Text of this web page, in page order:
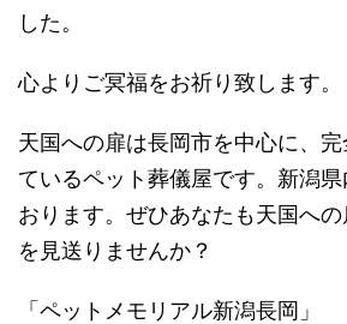
した。
心よりご冥福をお祈り致します。
天国への扉は長岡市を中心に、
ているペット葬儀屋です。新潟
おります。ぜひあなたも天国へ
を見送りませんか？
「ペットメモリアル新潟長岡」